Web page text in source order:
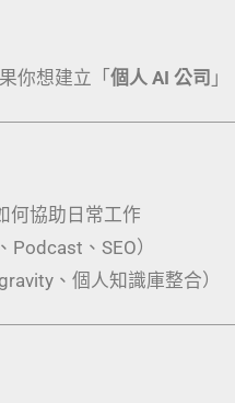
你想建立「 個人 AI 公司
何協助日常工作
Podcast、SEO）
、個人知識庫整合）